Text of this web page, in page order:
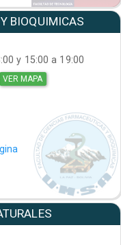
BIOQUIMICAS
y 15:00 a 19:00
VER MAPA